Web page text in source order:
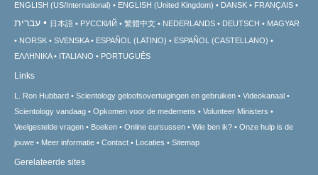
ENGLISH (US/International) ENGLISH (United Kingdom) DANSK FRANÇAIS
עברית 日本語 РУССКИЙ 繁體中文 NEDERLANDS DEUTSCH
MAGYAR
NORSK
SVENSKA ESPAÑOL (LATINO)
ESPAÑOL (CASTELLANO)
ΕΛΛΗΝΙΚA
ITALIANO PORTUGUÊS
Links
L. Ron Hubbard Scientology geloofsovertuigingen en gebruiken
Videokanaal
Scientology vandaag
Opkomen voor de medemens
Volunteer Ministers
Veelgestelde vragen
Boeken Online cursussen Wie ben ik?
Onze hulp is de
jouwe
Meer informatie Contact Locaties Sitemap
Gerelateerde sites